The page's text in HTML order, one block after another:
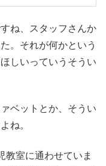
ね、スタッフさんか
。それが何かという
しいっていうそうい
ベットとか、そうい
ね。
教室に通わせていま